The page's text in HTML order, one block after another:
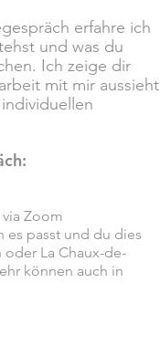
erfahre ich
und was du
Ich zeige dir
mit mir aussieht
Zoom
es passt und du dies
La Chaux-de-
können auch in